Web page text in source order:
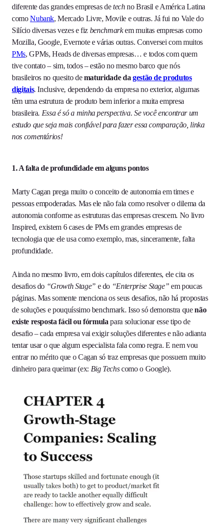
diferente das grandes empresas detechno Brasil e América Latina
comoNubank, Mercado Livre, Movile e outras. Já fui no Vale do
Silício diversas vezes e fiz benchmarkem muitas empresas como
Mozilla, Google, Evernote e várias outras. Conversei com muitos
PMs, GPMs, Heads de diversas empresas… e todos com quem
tive contato – sim, todos – estão no mesmo barco que nós
brasileiros no quesito dematuridade da gestão de produtos
digitais. Inclusive, dependendo da empresa no exterior, algumas
têm uma estrutura de produto bem inferior a muita empresa
brasileira. Essa é só a minha perspectiva. Se você encontrar um
estudo que seja mais confiável para fazer essa comparação, linka
nos comentários!
1. A falta de profundidade em alguns pontos
Marty Cagan prega muito o conceito de autonomia em times e
pessoas empoderadas. Mas ele não fala como resolver o dilema da
autonomia conforme as estruturas das empresas crescem. No livro
Inspired, existem 6 cases de PMs em grandes empresas de
tecnologia que ele usa como exemplo, mas, sinceramente, falta
profundidade.
Ainda no mesmo livro, em dois capítulos diferentes, ele cita os
desafios do “Growth Stage” e do “Enterprise Stage” em poucas
páginas. Mas somente menciona os seus desafios, não há propostas
de soluções e pouquíssimo benchmark. Isso só demonstra quenão
existe resposta fácil ou fórmula para solucionar esse tipo de
desafio – cada empresa vai exigir soluções diferentes e não adianta
tentar usar o que algum especialista fala como regra. E nem vou
entrar no mérito que o Cagan só traz empresas que possuem muito
dinheiro para queimar (ex: Big Techscomo o Google).